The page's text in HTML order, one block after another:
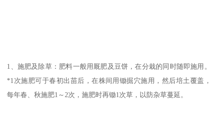
1、施肥及除草：肥料一般用厩肥及豆饼，在分栽的同时随即施用。
*1次施肥可于春初出苗后，在株间用锄掘穴施用，然后培土覆盖，
每年春、秋施肥1～2次，施肥时再锄1次草，以防杂草蔓延。